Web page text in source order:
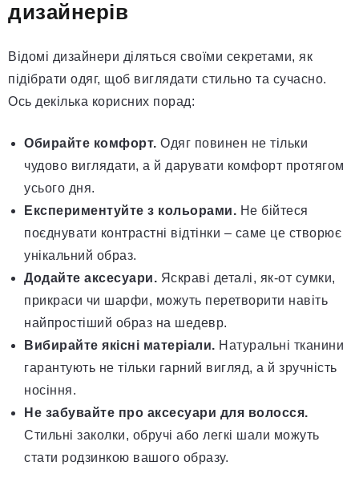
дизайнерів
Відомі дизайнери діляться своїми секретами, як
підібрати одяг, щоб виглядати стильно та сучасно.
Ось декілька корисних порад:
Обирайте комфорт. Одяг повинен не тільки
чудово виглядати, а й дарувати комфорт протягом
усього дня.
Експериментуйте з кольорами. Не бійтеся
поєднувати контрастні відтінки – саме це створює
унікальний образ.
Додайте аксесуари. Яскраві деталі, як-от сумки,
прикраси чи шарфи, можуть перетворити навіть
найпростіший образ на шедевр.
Вибирайте якісні матеріали. Натуральні тканини
гарантують не тільки гарний вигляд, а й зручність
носіння.
Не забувайте про аксесуари для волосся.
Стильні заколки, обручі або легкі шали можуть
стати родзинкою вашого образу.